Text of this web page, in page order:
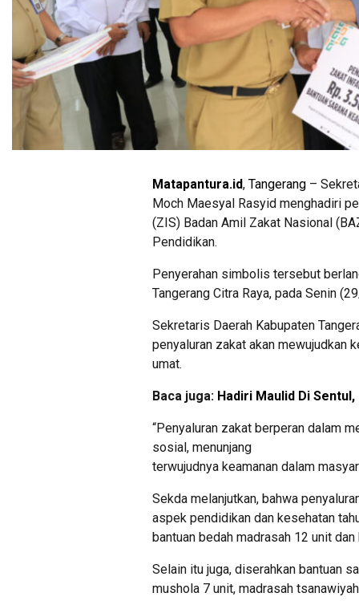
Matapantura.id, Tangerang –
Moch Maesyal Rasyid menghadiri
(ZIS) Badan Amil Zakat Nasional
Pendidikan.
Penyerahan simbolis tersebut
Tangerang Citra Raya, pada Senin
Sekretaris Daerah Kabupaten
penyaluran zakat akan mewujudkan
umat.
Baca juga: Hadiri Maulid Di
“Penyaluran zakat berperan dalam
sosial, menunjang
terwujudnya keamanan dalam
Sekda melanjutkan, bahwa
aspek pendidikan dan kesehatan
bantuan bedah madrasah 12 unit
Selain itu juga, diserahkan bantuan
mushola 7 unit, madrasah